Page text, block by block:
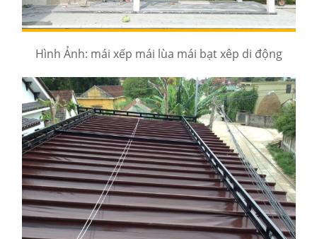
Hình Ảnh: mái xếp mái lùa mái bạt xêp di động